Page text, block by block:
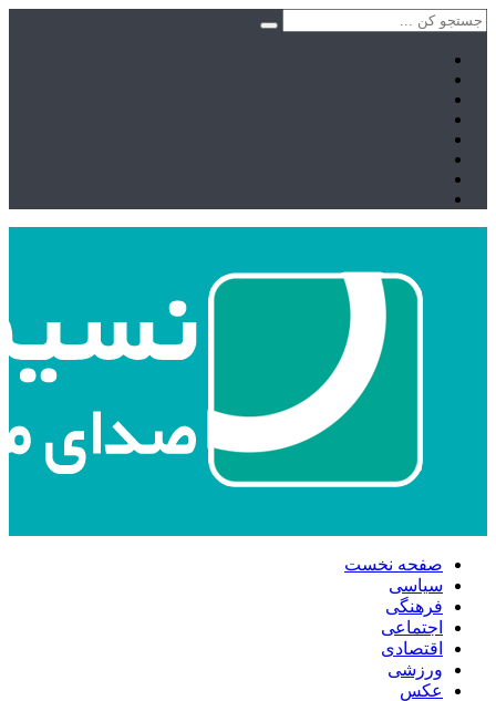
صفحه نخست
سیاسی
فرهنگی
اجتماعی
اقتصادی
ورزشی
عکس